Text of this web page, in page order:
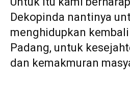
Dekopinda nantinya
menghidupkan
Padang, untuk
dan kemakmuran